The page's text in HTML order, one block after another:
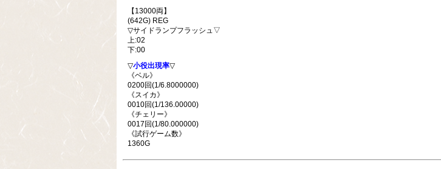
【13000両】
(642G) REG
▽サイドランプフラッシュ▽
上:02
下:00
▽小役出現率▽
《ベル》
0200回(1/6.8000000)
《スイカ》
0010回(1/136.00000)
《チェリー》
0017回(1/80.000000)
《試行ゲーム数》
1360G